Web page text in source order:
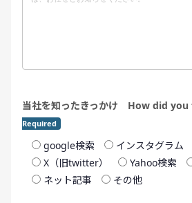
当社を知ったきっかけ How did
Required
google検索 インスタグラム
X（旧twitter）
Yahoo検索
ネット記事
その他